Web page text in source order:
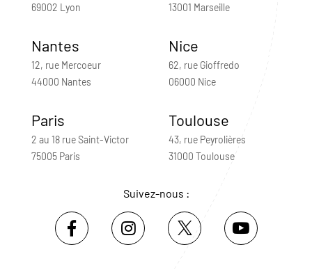
69002 Lyon
13001 Marseille
Nantes
12, rue Mercoeur
44000 Nantes
Nice
62, rue Gioffredo
06000 Nice
Paris
2 au 18 rue Saint-Victor
75005 Paris
Toulouse
43, rue Peyrolières
31000 Toulouse
Suivez-nous :